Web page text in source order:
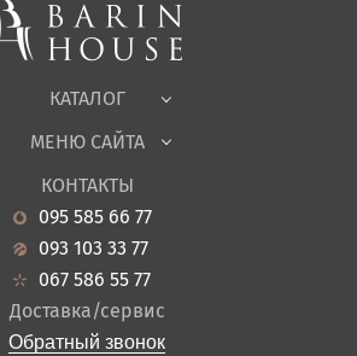
КАТАЛОГ
Корпусная мебель
Офисная мебель
Садовая мебель
Гостиная
Кухня
Прихожие
Ванная
Акции
МЕНЮ САЙТА
О нас
Новости
Гарантия
Кредит
Оплата и доставка
Отзывы
КОНТАКТЫ
095 585 66 77
093 103 33 77
067 586 55 77
Доставка/сервис
Обратный звонок